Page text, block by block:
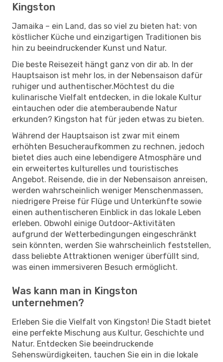
Kingston
Jamaika – ein Land, das so viel zu bieten hat: von
köstlicher Küche und einzigartigen Traditionen bis
hin zu beeindruckender Kunst und Natur.
Die beste Reisezeit hängt ganz von dir ab. In der
Hauptsaison ist mehr los, in der Nebensaison dafür
ruhiger und authentischer.Möchtest du die
kulinarische Vielfalt entdecken, in die lokale Kultur
eintauchen oder die atemberaubende Natur
erkunden? Kingston hat für jeden etwas zu bieten.
Während der Hauptsaison ist zwar mit einem
erhöhten Besucheraufkommen zu rechnen, jedoch
bietet dies auch eine lebendigere Atmosphäre und
ein erweitertes kulturelles und touristisches
Angebot. Reisende, die in der Nebensaison anreisen,
werden wahrscheinlich weniger Menschenmassen,
niedrigere Preise für Flüge und Unterkünfte sowie
einen authentischeren Einblick in das lokale Leben
erleben. Obwohl einige Outdoor-Aktivitäten
aufgrund der Wetterbedingungen eingeschränkt
sein könnten, werden Sie wahrscheinlich feststellen,
dass beliebte Attraktionen weniger überfüllt sind,
was einen immersiveren Besuch ermöglicht.
Was kann man in Kingston
unternehmen?
Erleben Sie die Vielfalt von Kingston! Die Stadt bietet
eine perfekte Mischung aus Kultur, Geschichte und
Natur. Entdecken Sie beeindruckende
Sehenswürdigkeiten, tauchen Sie ein in die lokale